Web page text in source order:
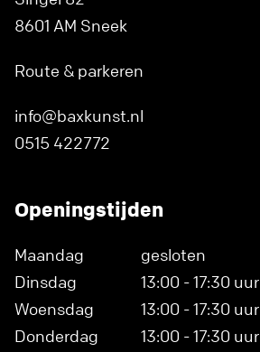
8601 AM Sneek
Route & parkeren
info@baxkunst.nl
0515 422772
Openingstijden
Maandag
gesloten
Dinsdag
13:00 - 17:30 uur
Woensdag
13:00 - 17:30 uur
Donderdag
13:00 - 17:30 uur